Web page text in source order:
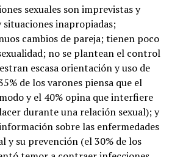
sexuales son imprevistas y
inapropiadas;
cambios de pareja; tienen poco
no se plantean el control
escasa orientación y uso de
de los varones piensa que el
y el 40% opina que interfiere
durante una relación sexual); y
sobre las enfermedades
y su prevención (el 30% de los